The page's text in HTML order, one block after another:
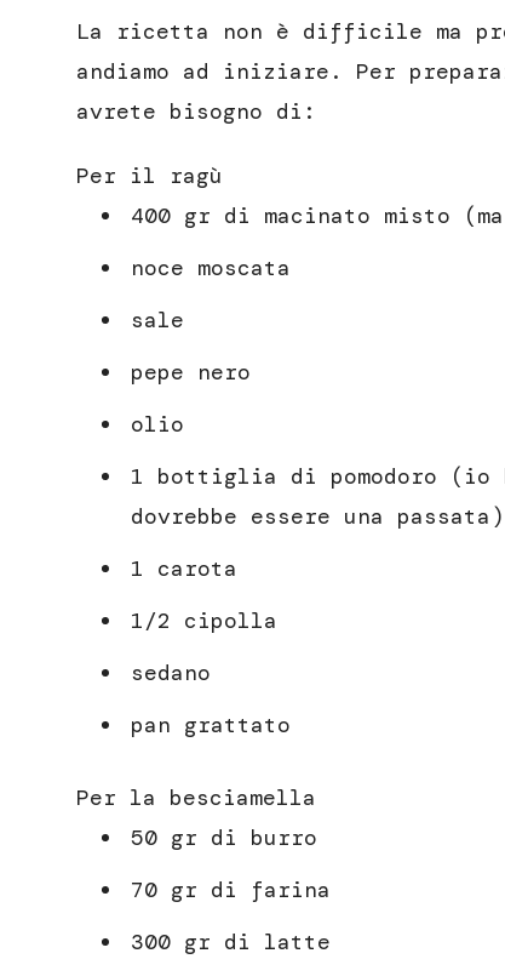
La ricetta non è difficile ma
andiamo ad iniziare. Per
avrete bisogno di:
Per il ragù
400 gr di macinato misto
noce moscata
sale
pepe nero
olio
1 bottiglia di pomodoro (io
dovrebbe essere una passata)
1 carota
1/2 cipolla
sedano
pan grattato
Per la besciamella
50 gr di burro
70 gr di farina
300 gr di latte